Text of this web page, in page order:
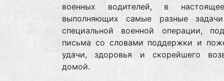
военных водителей, в
выполняющих самые разные
специальной военной операции,
письма со словами поддержки и
удачи, здоровья и скорейшего
домой.